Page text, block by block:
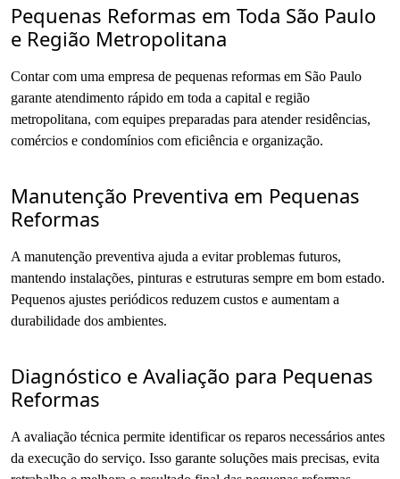
Pequenas Reformas em Toda São Paulo
e Região Metropolitana
Contar com uma empresa de pequenas reformas em São Paulo
garante atendimento rápido em toda a capital e região
metropolitana, com equipes preparadas para atender residências,
comércios e condomínios com eficiência e organização.
Manutenção Preventiva em Pequenas
Reformas
A manutenção preventiva ajuda a evitar problemas futuros,
mantendo instalações, pinturas e estruturas sempre em bom estado.
Pequenos ajustes periódicos reduzem custos e aumentam a
durabilidade dos ambientes.
Diagnóstico e Avaliação para Pequenas
Reformas
A avaliação técnica permite identificar os reparos necessários antes
da execução do serviço. Isso garante soluções mais precisas, evita